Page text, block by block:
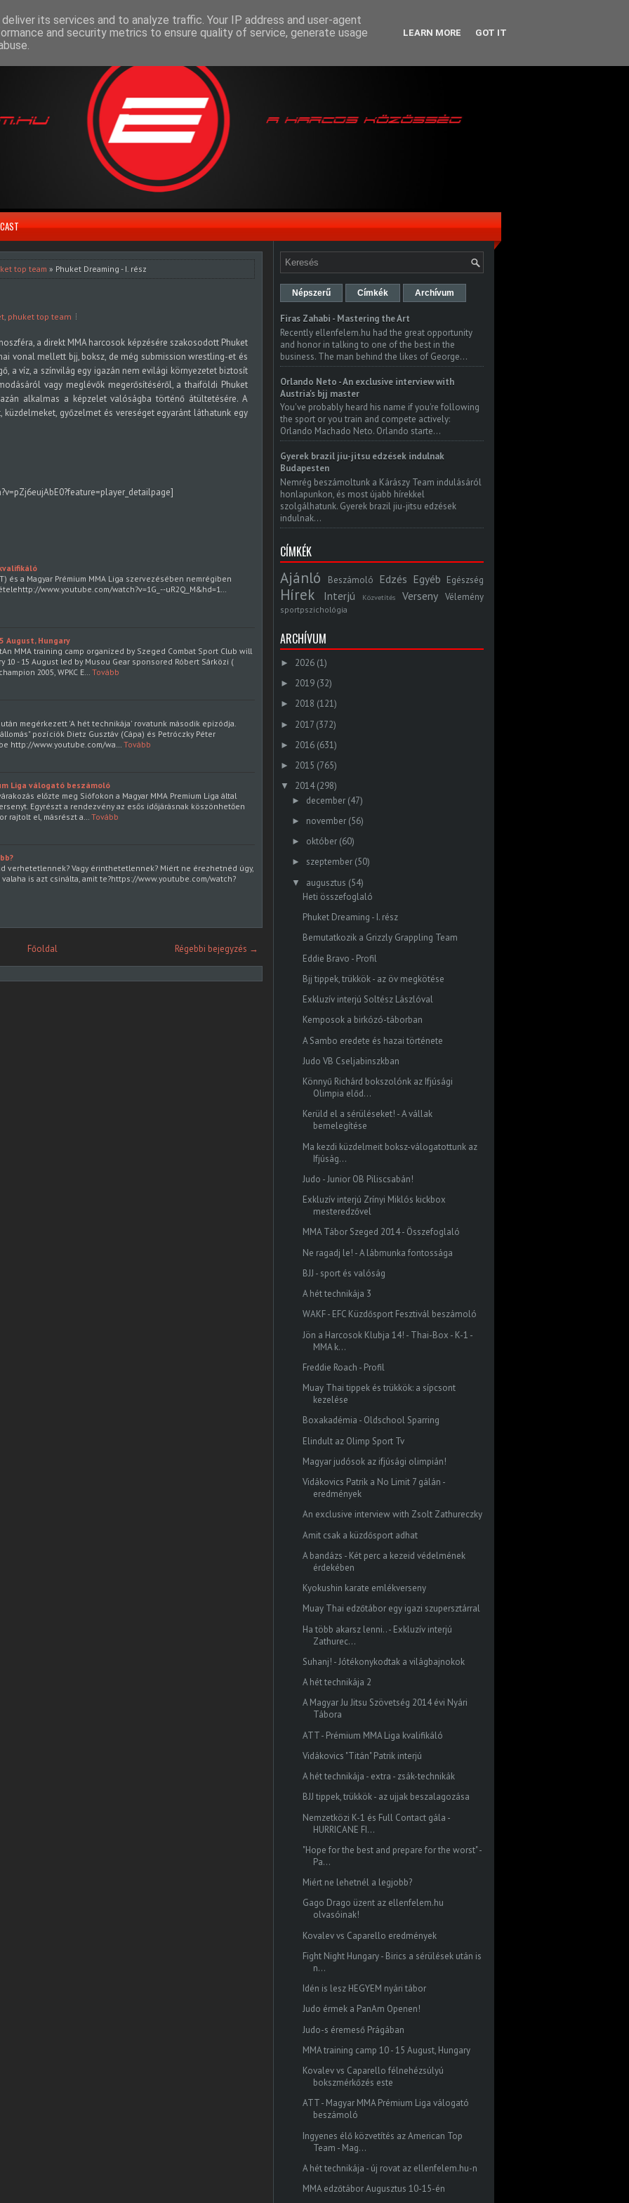
top team » Phuket Dreaming - I. rész
, phuket top team
a direkt MMA harcosok képzésére szakosodott Phuket
vonal mellett bjj, boksz, de még submission wrestling-et és
a víz, a színvilág egy igazán nem evilági környezetet biztosít
vagy meglévők megerősítéséről, a thaiföldi Phuket
alkalmas a képzelet valóságba történő átültetésére. A
győzelmet és vereséget egyaránt láthatunk egy
és a Magyar Prémium MMA Liga szervezésében nemrégiben
www.youtube.com/watch?v=1G_--uR2Q_M&hd=1…
August, Hungary
MMA training camp organized by Szeged Combat Sport Club will
10 - 15 August led by Musou Gear sponsored Róbert Sárközi (
2005, WPKC E…
Tovább
megérkezett 'A hét technikája' rovatunk második epizódja.
pozíciók Dietz Gusztáv (Cápa) és Petróczky Péter
http://www.youtube.com/wa…
Tovább
Liga válogató beszámoló
előzte meg Siófokon a Magyar MMA Premium Liga által
Egyrészt a rendezvény az esős időjárásnak köszönhetően
rajtolt el, másrészt a…
Tovább
verhetetlennek? Vagy érinthetetlennek? Miért ne érezhetnéd úgy,
is azt csinálta, amit te?https://www.youtube.com/watch?
Régebbi bejegyzés →
Főoldal
Népszerű Címkék Archívum
Firas Zahabi - Mastering the Art
Recently ellenfelem.hu had the great opportunity
and honor in talking to one of the best in the
business. The man behind the likes of George...
Orlando Neto - An exclusive interview with
Austria's bjj master
You've probably heard his name if you're following
the sport or you train and compete actively:
Orlando Machado Neto. Orlando starte...
Gyerek brazil jiu-jitsu edzések indulnak
Budapesten
Nemrég beszámoltunk a Kárászy Team indulásáról
honlapunkon, és most újabb hírekkel
szolgálhatunk. Gyerek brazil jiu-jitsu edzések
indulnak...
CÍMKÉK
Ajánló Beszámoló Edzés Egyéb Egészség
Hírek Interjú Közvetítés Verseny Vélemény
sportpszichológia
ARCHÍVUM
► 2026 (1)
► 2019 (32)
► 2018 (121)
► 2017 (372)
► 2016 (631)
► 2015 (765)
▼ 2014 (298)
► december (47)
► november (56)
► október (60)
► szeptember (50)
▼ augusztus (54)
Heti összefoglaló
Phuket Dreaming - I. rész
Bemutatkozik a Grizzly Grappling Team
Eddie Bravo - Profil
Bjj tippek, trükkök - az öv megkötése
Exkluzív interjú Soltész Lászlóval
Kemposok a birkózó-táborban
A Sambo eredete és hazai története
Judo VB Cseljabinszkban
Könnyű Richárd bokszolónk az Ifjúsági
Olimpia előd...
Kerüld el a sérüléseket! - A vállak
bemelegítése
Ma kezdi küzdelmeit boksz-válogatottunk az
Ifjúság...
Judo - Junior OB Piliscsabán!
Exkluzív interjú Zrínyi Miklós kickbox
mesteredzővel
MMA Tábor Szeged 2014 - Összefoglaló
Ne ragadj le! - A lábmunka fontossága
BJJ - sport és valóság
A hét technikája 3
WAKF - EFC Küzdősport Fesztivál beszámoló
Jön a Harcosok Klubja 14! - Thai-Box - K-1 -
MMA k...
Freddie Roach - Profil
Muay Thai tippek és trükkök: a sípcsont
kezelése
Boxakadémia - Oldschool Sparring
Elindult az Olimp Sport Tv
Magyar judósok az ifjúsági olimpián!
Vidákovics Patrik a No Limit 7 gálán -
eredmények
An exclusive interview with Zsolt Zathureczky
Amit csak a küzdősport adhat
A bandázs - Két perc a kezeid védelmének
érdekében
Kyokushin karate emlékverseny
Muay Thai edzőtábor egy igazi szupersztárral
Ha több akarsz lenni.. - Exkluzív interjú
Zathurec...
Suhanj! - Jótékonykodtak a világbajnokok
A hét technikája 2
A Magyar Ju Jitsu Szövetség 2014 évi Nyári
Tábora
ATT - Prémium MMA Liga kvalifikáló
Vidákovics "Titán" Patrik interjú
A hét technikája - extra - zsák-technikák
BJJ tippek, trükkök - az ujjak beszalagozása
Nemzetközi K-1 és Full Contact gála -
HURRICANE FI...
"Hope for the best and prepare for the worst" -
Pa...
Miért ne lehetnél a legjobb?
Gago Drago üzent az ellenfelem.hu
olvasóinak!
Kovalev vs Caparello eredmények
Fight Night Hungary - Birics a sérülések után is
n...
Idén is lesz HEGYEM nyári tábor
Judo érmek a PanAm Openen!
Judo-s éremeső Prágában
MMA training camp 10 - 15 August, Hungary
Kovalev vs Caparello félnehézsúlyú
bokszmérkőzés este
ATT - Magyar MMA Prémium Liga válogató
beszámoló
Ingyenes élő közvetítés az American Top
Team - Mag...
A hét technikája - új rovat az ellenfelem.hu-n
MMA edzőtábor Augusztus 10-15-én
its services and to analyze traffic. Your IP address and user-agent
and security metrics to ensure quality of service, generate usage
LEARN MORE GOT IT